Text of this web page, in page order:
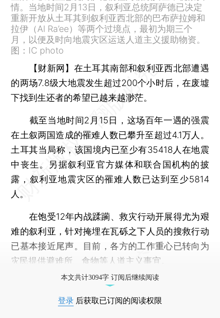
情。当地时间2月13日，叙利亚总统阿萨德已决定
重新开放从土耳其到叙利亚西北部的巴布萨拉姆和
拉伊（Al Ra’ee）等两个过境点，最初为期三个
月，以便及时向地震灾区运送人道主义援助物资。
图：IC photo
【财新网】 在土耳其南部和叙利亚西北部遭遇
的两场7.8级大地震发生超过200个小时后，在废墟
下找到生还者的希望已越来越渺茫。
截至当地时间2月15日，这场百年一遇的强震
在土叙两国造成的罹难人数已攀升至超过4.1万人。
土耳其当局称，该国境内已至少有35418人在地震
中丧生。另据叙利亚官方媒体和联合国机构的披
露，叙利亚地震灾区的罹难人数已达到至少5814
人。
在饱受12年内战蹂躏、救灾行动开展得尤为艰
难的叙利亚，针对掩埋在瓦砾之下人员的搜救行动
已基本接近尾声。目前，各方的工作重心已转向为
灾民提供避难所、食物等人道主义事宜。
本文共计3094字 订阅后继续阅读
登录 后获取已订阅的阅读权限